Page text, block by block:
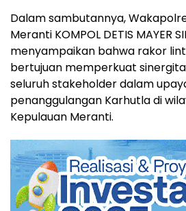
Dalam sambutannya,
Meranti KOMPOL DETIS MAYER
menyampaikan bahwa rakor
bertujuan memperkuat
seluruh stakeholder dalam
penanggulangan Karhutla di
Kepulauan Meranti.